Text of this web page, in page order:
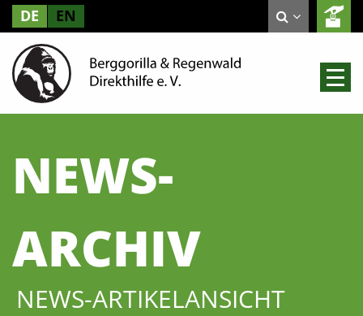
DE EN
NEWS-
ARCHIV
NEWS-ARTIKELANSICHT